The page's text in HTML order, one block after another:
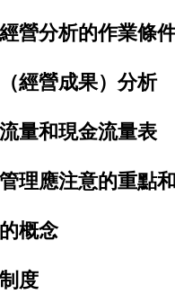
營分析的作業條
經營成果）分析
量和現金流量表
理應注意的重點
概念
度